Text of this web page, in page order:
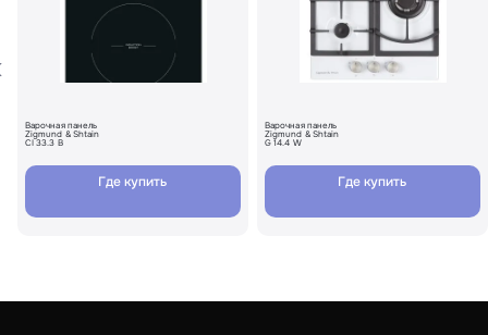
Варочная панель
Zigmund & Shtain
CI 33.3 B
Где купить
Варочная панель
Zigmund & Shtain
G 14.4 W
Где купить